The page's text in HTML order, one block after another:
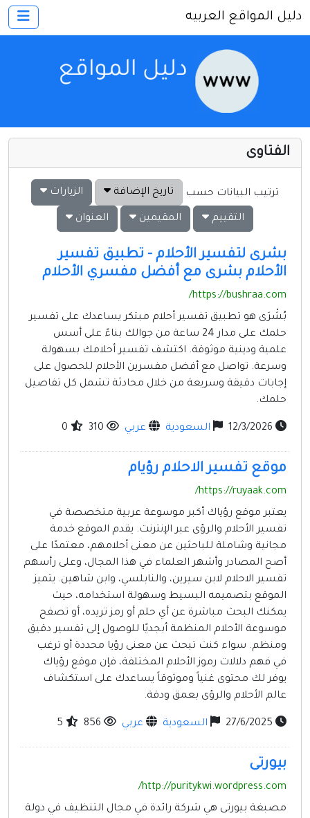
اتصل بنا
إنترنت وشبكات
الأسرة والترفيه
منتديات
مواقع إخباريه
مواقع إسلامية
مواقع طبيه
دليل المواقع العربيه
الفتاوى
ترتيب البيانات حسب تاريخ الإضافة الزيارات
التقييم المقيمين العنوان
بشرى لتفسير الأحلام - تطبيق تفسير
الأحلام بشرى مع أفضل مفسري الأحلام
https://bushraa.com/
بُشْرَى هو تطبيق تفسير أحلام مبتكر يساعدك على تفسير
حلمك على مدار 24 ساعة من جوالك بناءً على أسس
علمية ودينية موثوقة. اكتشف تفسير أحلامك بسهولة
وسرعة. تواصل مع أفضل مفسرين الأحلام للحصول على
إجابات دقيقة وسريعة من خلال محادثة تشمل كل تفاصيل
حلمك.
السعودية عربي
موقع تفسير الاحلام رؤيام
https://ruyaak.com/
يعتبر موقع رؤياك أكبر موسوعة عربية متخصصة في
تفسير الأحلام والرؤى عبر الإنترنت. يقدم الموقع خدمة
مجانية وشاملة للباحثين عن معنى أحلامهم، معتمدًا على
أصح المصادر وأشهر العلماء في هذا المجال، وعلى رأسهم
تفسير الاحلام لابن سيرين، والنابلسي، وابن شاهين. يتميز
الموقع بتصميمه البسيط وسهولة استخدامه، حيث
يمكنك البحث مباشرة عن أي حلم أو رمز تريده، أو تصفح
موسوعة الأحلام المنظمة أبجديًا للوصول إلى تفسير دقيق
ومنظم. سواء كنت تبحث عن معنى رؤيا محددة أو ترغب
في فهم دلالات رموز الأحلام المختلفة، فإن موقع رؤياك
يوفر لك محتوى غنياً وموثوقاً يساعدك على استكشاف
عالم الأحلام والرؤى بعمق ودقة.
السعودية عربي
بيورتى
http://puritykwi.wordpress.com/
مصبغة بيورتى هي شركة رائدة في مجال التنظيف في دولة